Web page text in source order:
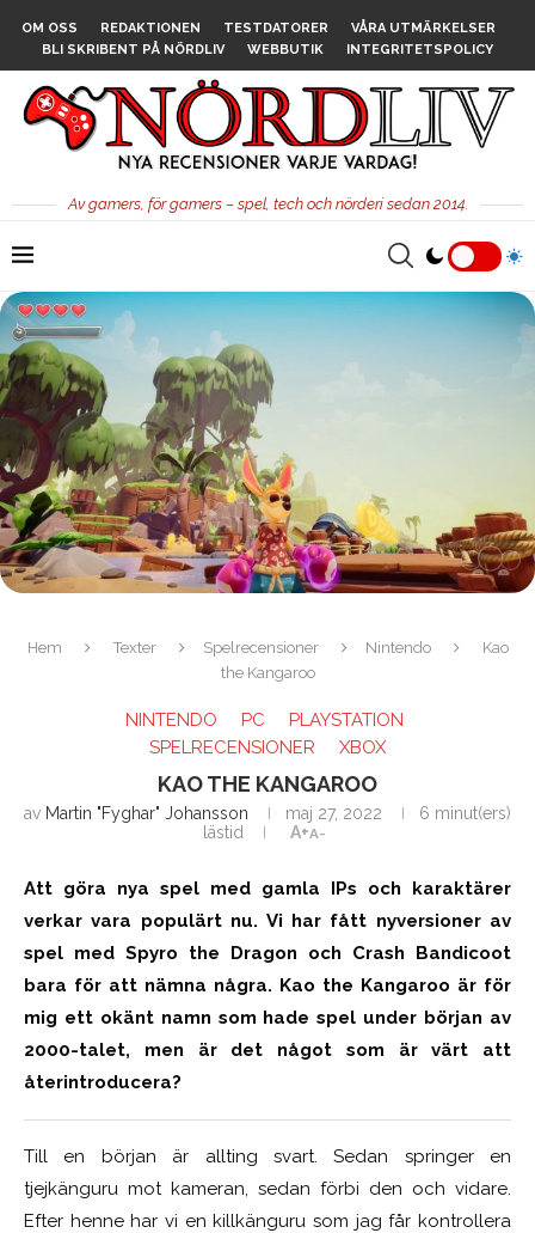
OM OSS REDAKTIONEN TESTDATORER
VÅRA UTMÄRKELSER
BLI SKRIBENT PÅ NÖRDLIV
WEBBUTIK INTEGRITETSPOLICY
Av gamers, för gamers – spel, tech och nörderi sedan 2014.
Hem Texter Spelrecensioner Nintendo
Kao
the Kangaroo
NINTENDO PC
PLAYSTATION
SPELRECENSIONER
XBOX
KAO THE KANGAROO
av Martin "Fyghar" Johansson maj 27, 2022
6 minut(ers)
lästid
A+A-
Att göra nya spel med gamla IPs och karaktärer
verkar vara populärt nu. Vi har fått nyversioner av
spel med Spyro the Dragon och Crash Bandicoot
bara för att nämna några. Kao the Kangaroo är för
mig ett okänt namn som hade spel under början av
2000-talet, men är det något som är värt att
återintroducera?
Till en början är allting svart. Sedan springer en
tjejkänguru mot kameran, sedan förbi den och vidare.
Efter henne har vi en killkänguru som jag får kontrollera